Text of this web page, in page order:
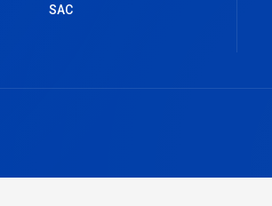
SAC